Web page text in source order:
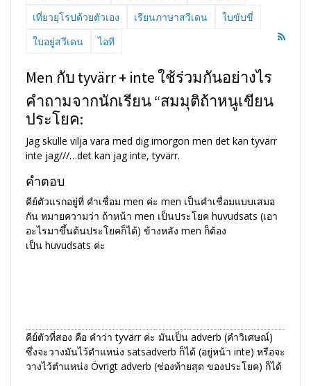
เที่ยวยุโรปด้วยตัวเอง
เรียนภาษาสวีเดน
ใบขับขี่
ใบอยู่สวีเดน
ไอที
Men กับ tyvärr + inte ใช้ร่วมกันอย่างไร
คำถามจากนักเรียน “สมมุติถ้าหนูเขียน
ประโยค:
Jag skulle vilja vara med dig imorgon men det kan tyvärr
inte jag///…det kan jag inte, tyvärr.
คำตอบ
คีย์ตัวแรกอยู่ที่ คำเชื่อม men ค่ะ men เป็นคำเชื่อมแบบเสมอ
กัน หมายความว่า ถ้าหน้า men เป็นประโยค huvudsats (เอา
อะไรมาขึ้นต้นประโยคก็ได้) ข้างหลัง men ก็ต้อง
เป็น huvudsats ค่ะ
คีย์ตัวที่สอง คือ คำว่า tyvärr ค่ะ มันเป็น adverb (คำวิเศษณ์)
ซึ่งจะวางมันไว้ตำแหน่ง satsadverb ก็ได้ (อยู่หน้า inte) หรือจะ
วางไว้ตำแหน่ง Övrigt adverb (ช่องท้ายสุด ของประโยค) ก็ได้